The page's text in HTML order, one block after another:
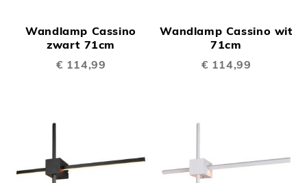
Wandlamp Cassino
zwart 71cm
€ 114,99
Wandlamp Cassino wit
71cm
€ 114,99